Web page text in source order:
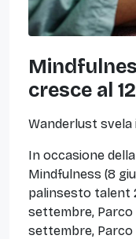
cresce al
Wanderlust
In occasione
Mindfulness (8
palinsesto talent
settembre, Parco
settembre, Parco